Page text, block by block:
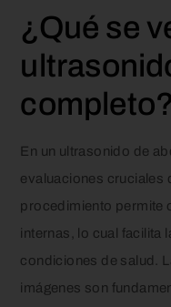
¿Qué se
completo?
En un ultrasonido de
evaluaciones cruciales
procedimiento permite
internas, lo cual facilita
condiciones de salud.
imágenes son